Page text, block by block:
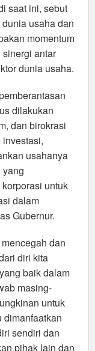
saat ini, sebut
usaha dan
momentum
antar
dunia usaha.
dilakukan
dan birokrasi
usahanya
untuk
dalam
Gubernur.
dan
diri kita
baik dalam
masing-
untuk
dimanfaatkan
sendiri dan
pihak lain dan